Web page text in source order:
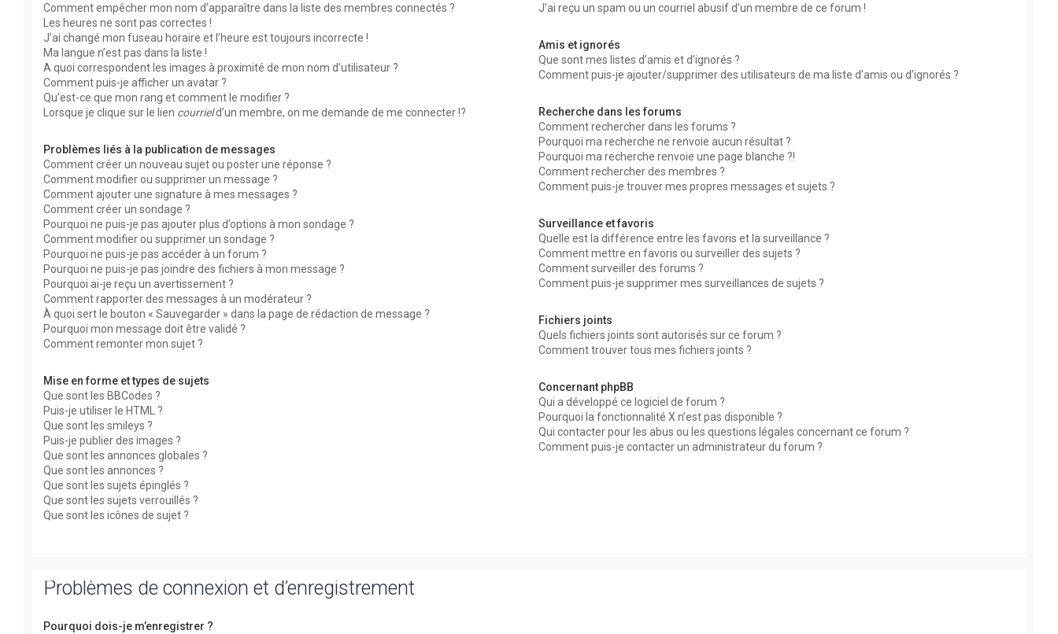
Comment empêcher mon nom d’apparaître dans la liste des membres connectés ?
Les heures ne sont pas correctes !
J’ai changé mon fuseau horaire et l’heure est toujours incorrecte !
Ma langue n’est pas dans la liste !
A quoi correspondent les images à proximité de mon nom d’utilisateur ?
Comment puis-je afficher un avatar ?
Qu’est-ce que mon rang et comment le modifier ?
Lorsque je clique sur le lien courrield’un membre, on me demande de me connecter !?
Problèmes liés à la publication de messages
Comment créer un nouveau sujet ou poster une réponse ?
Comment modifier ou supprimer un message ?
Comment ajouter une signature à mes messages ?
Comment créer un sondage ?
Pourquoi ne puis-je pas ajouter plus d’options à mon sondage ?
Comment modifier ou supprimer un sondage ?
Pourquoi ne puis-je pas accéder à un forum ?
Pourquoi ne puis-je pas joindre des fichiers à mon message ?
Pourquoi ai-je reçu un avertissement ?
Comment rapporter des messages à un modérateur ?
À quoi sert le bouton « Sauvegarder » dans la page de rédaction de message ?
Pourquoi mon message doit être validé ?
Comment remonter mon sujet ?
Mise en forme et types de sujets
Que sont les BBCodes ?
Puis-je utiliser le HTML ?
Que sont les smileys ?
Puis-je publier des images ?
Que sont les annonces globales ?
Que sont les annonces ?
Que sont les sujets épinglés ?
Que sont les sujets verrouillés ?
Que sont les icônes de sujet ?
J’ai reçu un spam ou un courriel abusif d’un membre de ce forum !
Amis et ignorés
Que sont mes listes d’amis et d’ignorés ?
Comment puis-je ajouter/supprimer des utilisateurs de ma liste d’amis ou d’ignorés ?
Recherche dans les forums
Comment rechercher dans les forums ?
Pourquoi ma recherche ne renvoie aucun résultat ?
Pourquoi ma recherche renvoie une page blanche ?!
Comment rechercher des membres ?
Comment puis-je trouver mes propres messages et sujets ?
Surveillance et favoris
Quelle est la différence entre les favoris et la surveillance ?
Comment mettre en favoris ou surveiller des sujets ?
Comment surveiller des forums ?
Comment puis-je supprimer mes surveillances de sujets ?
Fichiers joints
Quels fichiers joints sont autorisés sur ce forum ?
Comment trouver tous mes fichiers joints ?
Concernant phpBB
Qui a développé ce logiciel de forum ?
Pourquoi la fonctionnalité X n’est pas disponible ?
Qui contacter pour les abus ou les questions légales concernant ce forum ?
Comment puis-je contacter un administrateur du forum ?
Problèmes de connexion et d’enregistrement
Pourquoi dois-je m’enregistrer ?